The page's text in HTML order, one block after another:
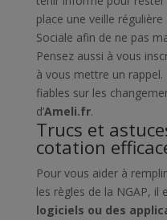
place une veille
Sociale afin de ne pas
Pensez aussi à vous
à vous mettre un
fiables sur les
d’Ameli.fr.
Trucs et
cotation
Pour vous aider à
les règles de la NGAP, il
logiciels ou des